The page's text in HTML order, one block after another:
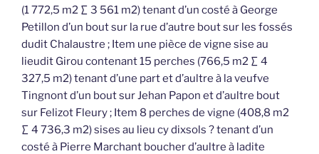
(1 772,5 m2 ∑ 3 561 m2) tenant d’un costé à George
Petillon d’un bout sur la rue d’autre bout sur les fossés
dudit Chalaustre ; Item une pièce de vigne sise au
lieudit Girou contenant 15 perches (766,5 m2 ∑ 4
327,5 m2) tenant d’une part et d’aultre à la veufve
Tingnont d’un bout sur Jehan Papon et d’aultre bout
sur Felizot Fleury ; Item 8 perches de vigne (408,8 m2
∑ 4 736,3 m2) sises au lieu cy dixsols ? tenant d’un
costé à Pierre Marchant boucher d’aultre à ladite